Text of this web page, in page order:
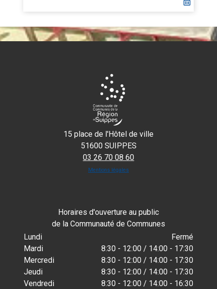
15 place de l'Hôtel de ville
51600 SUIPPES
03 26 70 08 60
Mentions légales
Horaires d'ouverture au public
de la Communauté de Communes
Lundi
Fermé
Mardi
8:30 - 12:00 / 14:00 - 17:30
Mercredi
8:30 - 12:00 / 14:00 - 17:30
Jeudi
8:30 - 12:00 / 14:00 - 17:30
Vendredi
8:30 - 12:00 / 14:00 - 16:30